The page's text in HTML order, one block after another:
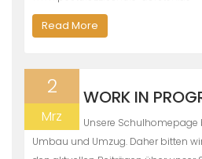
Read More
2
Mrz
WORK IN
Unsere Schulhomepage
Umbau und Umzug. Daher bitten